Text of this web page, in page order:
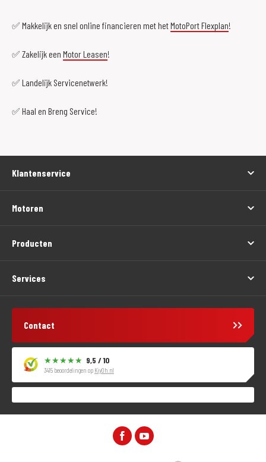
✅ Makkelijk en snel online financieren met hetMotoPort Flexplan!
✅ Zakelijk een Motor Leasen!
✅ Landelijk Servicenetwerk!
✅ Haal en Breng Service!
Klantenservice
Motoren
Producten
Services
Contact
9,5 / 10
3415 beoordelingen op KiyOh.nl